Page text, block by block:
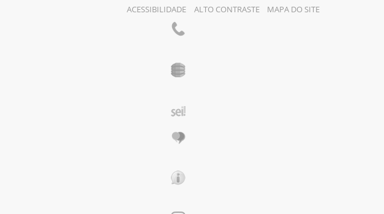
ACESSIBILIDADE ALTO CONTRASTE MAPA DO SITE